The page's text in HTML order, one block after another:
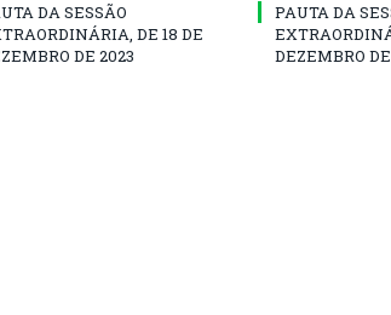
DA SESSÃO
DE 18 DE
DE 2023
PAUTA DA
DEZEMBRO